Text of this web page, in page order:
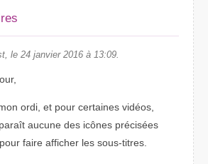
le 24 janvier 2016 à 13:09.
ordi, et pour certaines vidéos,
aucune des icônes précisées
faire afficher les sous-titres.